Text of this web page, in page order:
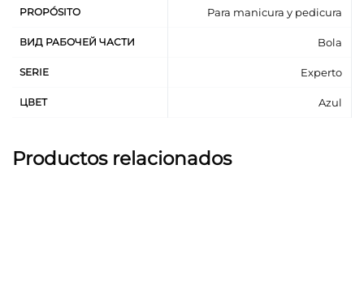
PROPÓSITO Para manicura y pedicura
ВИД РАБОЧЕЙ ЧАСТИ Bola
SERIE Experto
ЦВЕТ Azul
Productos relacionados